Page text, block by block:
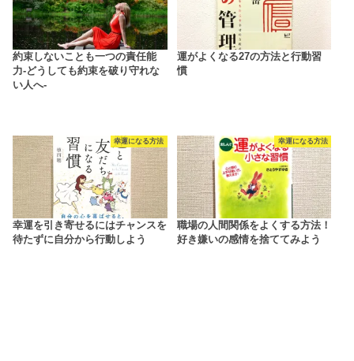
約束しないことも一つの責任能
力-どうしても約束を破り守れな
い人へ-
運がよくなる27の方法と行動習
慣
幸運になる方法
幸運を引き寄せるにはチャンスを
待たずに自分から行動しよう
幸運になる方法
職場の人間関係をよくする方法！
好き嫌いの感情を捨ててみよう